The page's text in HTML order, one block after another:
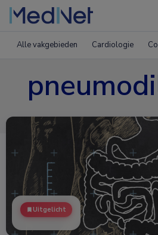
Alle vakgebieden Cardiologie
Uitgelicht